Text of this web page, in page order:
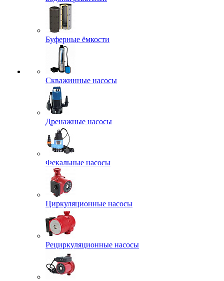
Буферные ёмкости
Скважинные насосы
Дренажные насосы
Фекальные насосы
Циркуляционные насосы
Рециркуляционные насосы